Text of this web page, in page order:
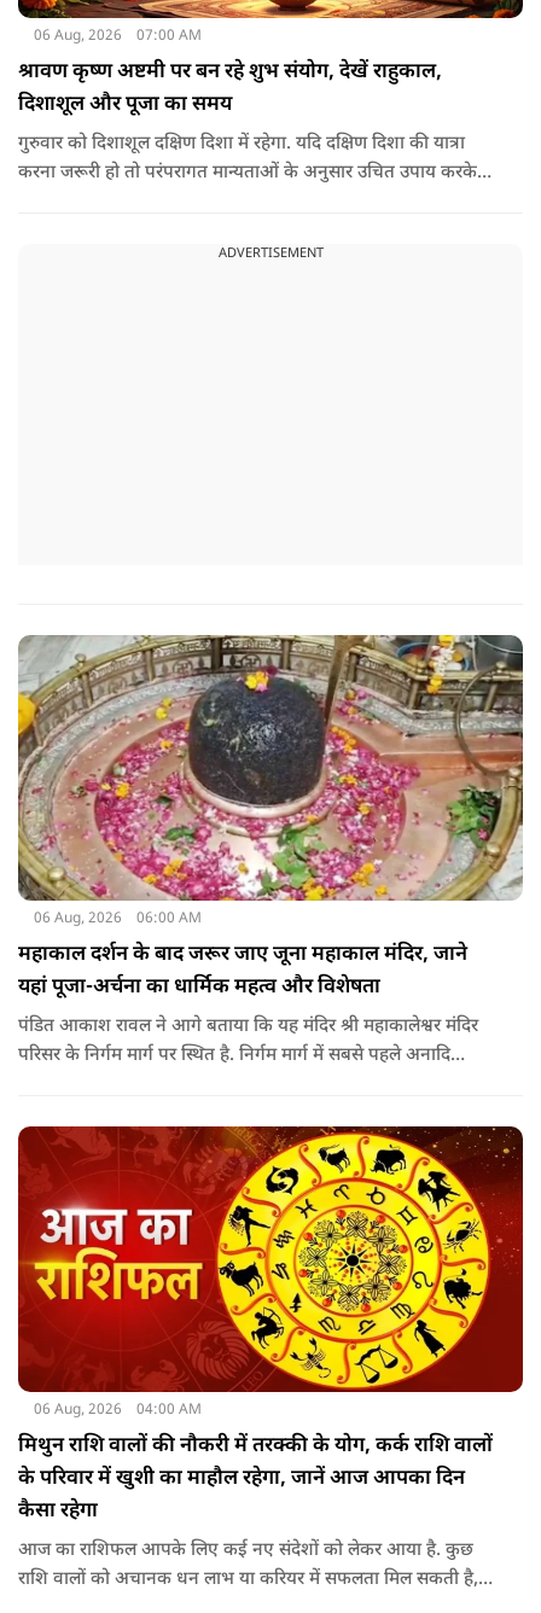
06 Aug, 2026 07:00 AM
श्रावण कृष्ण अष्टमी पर बन रहे शुभ संयोग, देखें राहुकाल,
दिशाशूल और पूजा का समय
गुरुवार को दिशाशूल दक्षिण दिशा में रहेगा. यदि दक्षिण दिशा की यात्रा
करना जरूरी हो तो परंपरागत मान्यताओं के अनुसार उचित उपाय करके
ADVERTISEMENT
06 Aug, 2026 06:00 AM
महाकाल दर्शन के बाद जरूर जाए जूना महाकाल मंदिर, जाने
यहां पूजा-अर्चना का धार्मिक महत्व और विशेषता
पंडित आकाश रावल ने आगे बताया कि यह मंदिर श्री महाकालेश्वर मंदिर
परिसर के निर्गम मार्ग पर स्थित है. निर्गम मार्ग में सबसे पहले अनादि
06 Aug, 2026 04:00 AM
मिथुन राशि वालों की नौकरी में तरक्की के योग, कर्क राशि वालों
के परिवार में खुशी का माहौल रहेगा, जानें आज आपका दिन
कैसा रहेगा
आज का राशिफल आपके लिए कई नए संदेशों को लेकर आया है. कुछ
राशि वालों को अचानक धन लाभ या करियर में सफलता मिल सकती है,